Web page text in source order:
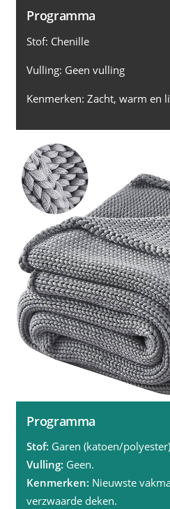
Programma
Stof: Chenille
Vulling: Geen vulling
Kenmerken: Zacht, warm en
Programma
Stof: Garen (katoen/polyester)
Vulling: Geen.
Kenmerken: Nieuwste
verzwaarde deken.